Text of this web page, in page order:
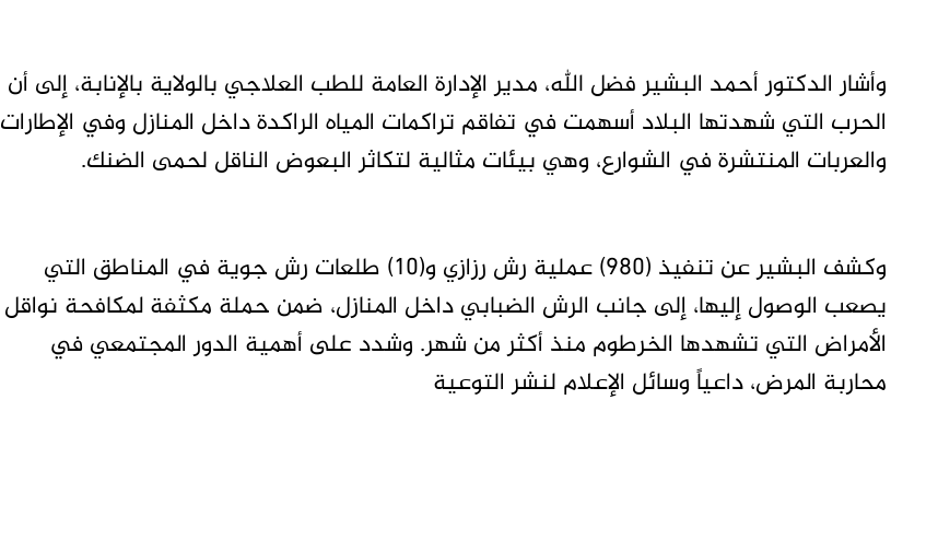
وأشار الدكتور أحمد البشير فضل الله، مدير الإدارة العامة للطب العلاجي بالولاية بالإنابة، إلى أن
الحرب التي شهدتها البلاد أسهمت في تفاقم تراكمات المياه الراكدة داخل المنازل وفي الإطارات
والعربات المنتشرة في الشوارع، وهي بيئات مثالية لتكاثر البعوض الناقل لحمى الضنك.
وكشف البشير عن تنفيذ (980) عملية رش رزازي و(10) طلعات رش جوية في المناطق التي
يصعب الوصول إليها، إلى جانب الرش الضبابي داخل المنازل، ضمن حملة مكثفة لمكافحة نواقل
الأمراض التي تشهدها الخرطوم منذ أكثر من شهر. وشدد على أهمية الدور المجتمعي في
محاربة المرض، داعياً وسائل الإعلام لنشر التوعية